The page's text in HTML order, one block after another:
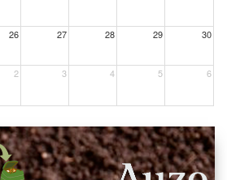
26 27 28 29 30
2 3 4 5 6